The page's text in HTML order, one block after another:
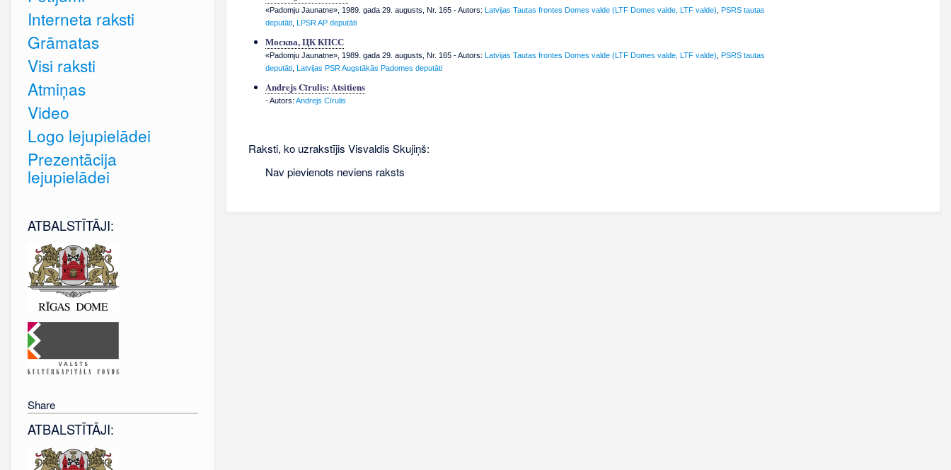
«Padomju Jaunatne», 1989. gada 29. augusts, Nr. 165- Autors: Latvijas Tautas frontes Domes valde (LTF Domes valde, LTF valde), PSRS tautas
deputāti, LPSR AP deputāti
Москва, ЦК КПСС
«Padomju Jaunatne», 1989. gada 29. augusts, Nr. 165- Autors: Latvijas Tautas frontes Domes valde (LTF Domes valde, LTF valde), PSRS tautas
deputāti, Latvijas PSR Augstākās Padomes deputāti
Andrejs Cīrulis: Atsitiens
- Autors: Andrejs Cīrulis
Raksti, ko uzrakstījis Visvaldis Skujiņš:
Nav pievienots neviens raksts
Interneta raksti
Grāmatas
Visi raksti
Atmiņas
Video
Logo lejupielādei
Prezentācija
lejupielādei
ATBALSTĪTĀJI:
Share
ATBALSTĪTĀJI: